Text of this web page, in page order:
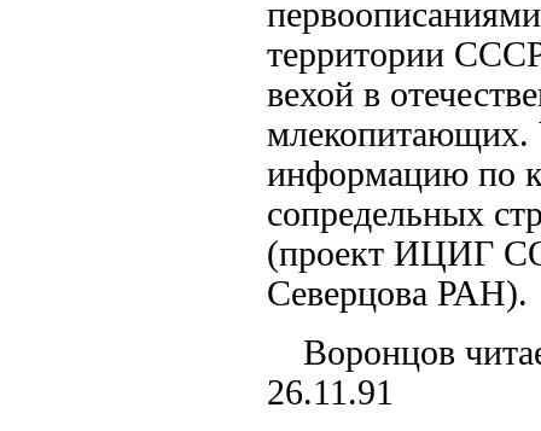
территории
вехой в
млекопитающих.
информацию по
сопредельных
(проект ИЦИГ
Северцова РАН).
Воронцов
26.11.91